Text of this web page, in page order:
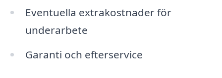
Eventuella extrakostnader för
underarbete
Garanti och efterservice